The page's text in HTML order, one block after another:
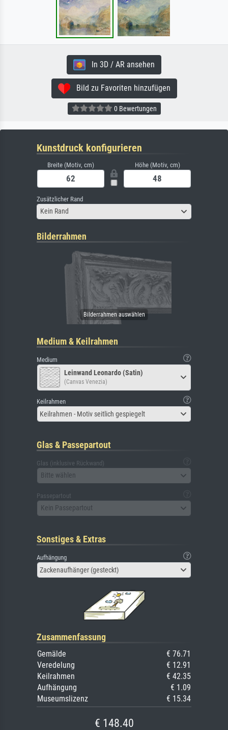
In 3D / AR ansehen
Bild zu Favoriten hinzufügen
0 Bewertungen
Kunstdruck konfigurieren
Breite (Motiv, cm) Höhe (Motiv, cm)
Zusätzlicher Rand
Kein Rand
Bilderrahmen
Medium & Keilrahmen
Medium
Leinwand Leonardo (Satin)
(Canvas Venezia)
Keilrahmen
Keilrahmen - Motiv seitlich gespiegelt
Glas & Passepartout
Glas (inklusive Rückwand)
Bitte wählen
Passepartout
Kein Passepartout
Sonstiges & Extras
Aufhängung
Zackenaufhänger (gesteckt)
Zusammenfassung
Gemälde
€ 76.71
Veredelung
€ 12.91
Keilrahmen
€ 42.35
Aufhängung
€ 1.09
Museumslizenz
€ 15.34
€ 148.40